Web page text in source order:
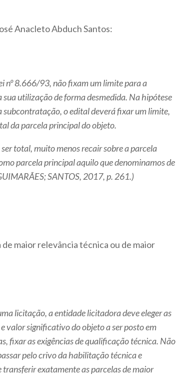
Anacleto Abduch Santos:
nº 8.666/93, não fixam um limite para a
utilização de forma desmedida. Na hipótese
o edital deverá fixar um limite,
da parcela principal do objeto.
total, muito menos recair sobre a parcela
parcela principal aquilo que denominamos de
SANTOS, 2017, p. 261.)
maior relevância técnica ou de maior
licitação, a entidade licitadora deve eleger as
valor significativo do objeto a ser posto em
fixar as exigências de qualificação técnica. Não
pelo crivo da habilitação técnica e
exatamente as parcelas de maior